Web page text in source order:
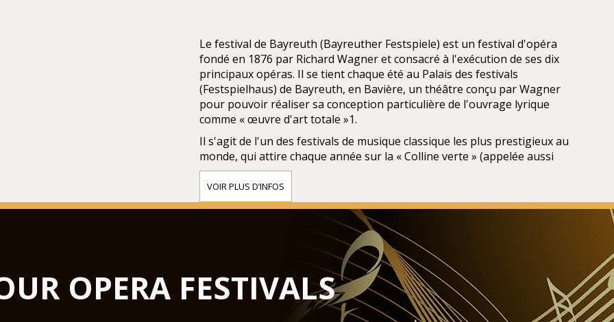
Le festival de Bayreuth (Bayreuther Festspiele) est un festival d'opéra
fondé en 1876 par Richard Wagner et consacré à l'exécution de ses dix
principaux opéras. Il se tient chaque été au Palais des festivals
(Festspielhaus) de Bayreuth, en Bavière, un théâtre conçu par Wagner
pour pouvoir réaliser sa conception particulière de l'ouvrage lyrique
comme « œuvre d'art totale »1.
Il s'agit de l'un des festivals de musique classique les plus prestigieux au
monde, qui attire chaque année sur la « Colline verte » (appelée aussi
« Colline sacrée » par les wagnérophiles français2), des passionnés dont
beaucoup ont dû parfois attendre jusqu'à onze années pour obtenir des
places, la demande étant plus de dix fois supérieure à l'offre. Ce succès, qui
pourrait paraître surprenant pour un festival n'ayant à son répertoire que
dix opéras inlassablement remis sur le métier, s'explique par le très haut
niveau des partitions et des interprètes (chanteurs, chœurs et
instrumentistes), une complexité et une richesse philosophique des livrets
qui permettent une grande créativité et une diversité des mises en scène3
(voir ci-dessous L'atelier Bayreuth), le scandale qui a accompagné
certaines productions des trois dernières décennies, le prestige d'un lieu
VOIR PLUS D’INFOS
OPERA FESTIVALS